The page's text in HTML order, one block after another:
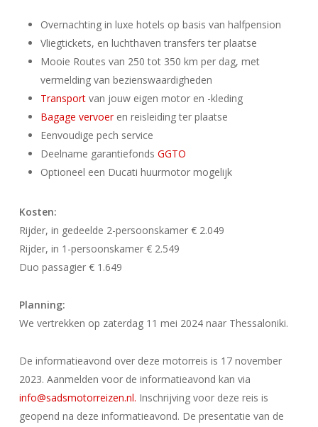
Overnachting in luxe hotels op basis van halfpension
Vliegtickets, en luchthaven transfers ter plaatse
Mooie Routes van 250 tot 350 km per dag, met
vermelding van bezienswaardigheden
Transportvan jouw eigen motor en -kleding
Bagage vervoeren reisleiding ter plaatse
Eenvoudige pech service
Deelname garantiefonds GGTO
Optioneel een Ducati huurmotor mogelijk
Kosten:
Rijder, in gedeelde 2-persoonskamer € 2.049
Rijder, in 1-persoonskamer € 2.549
Duo passagier € 1.649
Planning:
We vertrekken op zaterdag 11 mei 2024 naar Thessaloniki.
De informatieavond over deze motorreis is 17 november
2023. Aanmelden voor de informatieavond kan via
info@sadsmotorreizen.nl. Inschrijving voor deze reis is
geopend na deze informatieavond. De presentatie van de